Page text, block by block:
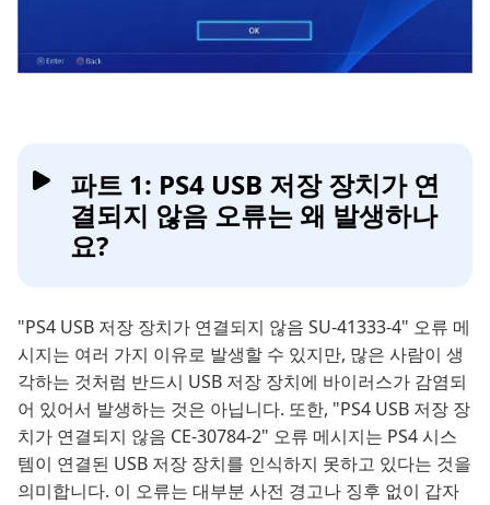
파트 1: PS4 USB 저장 장치가 연
결되지 않음 오류는 왜 발생하나
요?
"PS4 USB 저장 장치가 연결되지 않음 SU-41333-4" 오류 메
시지는 여러 가지 이유로 발생할 수 있지만, 많은 사람이 생
각하는 것처럼 반드시 USB 저장 장치에 바이러스가 감염되
어 있어서 발생하는 것은 아닙니다. 또한, "PS4 USB 저장 장
치가 연결되지 않음 CE-30784-2" 오류 메시지는 PS4 시스
템이 연결된 USB 저장 장치를 인식하지 못하고 있다는 것을
의미합니다. 이 오류는 대부분 사전 경고나 징후 없이 갑자